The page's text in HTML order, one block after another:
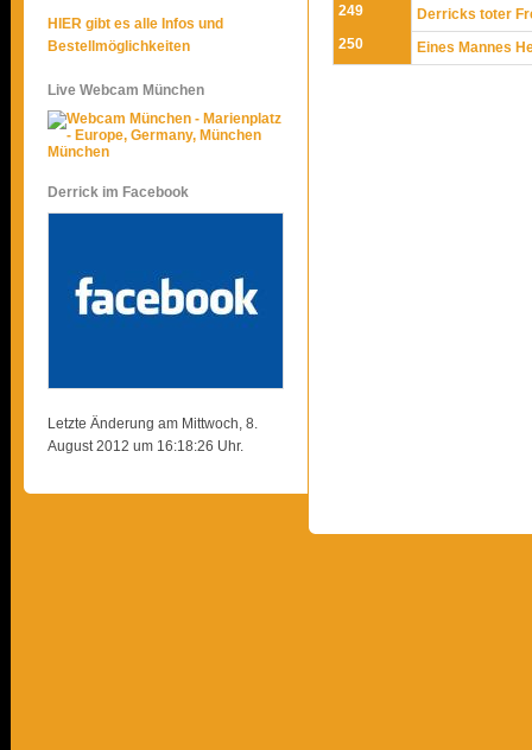
HIER gibt es alle Infos und
Bestellmöglichkeiten
Live Webcam München
München
Derrick im Facebook
Letzte Änderung am Mittwoch, 8.
August 2012 um 16:18:26 Uhr.
249
Derricks toter
250
Eines Mannes